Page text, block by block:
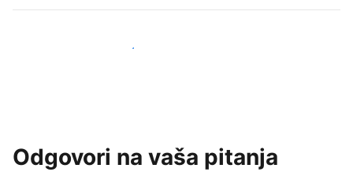
Pridružite se domaćinima poput vas
Odgovori na vaša pitanja